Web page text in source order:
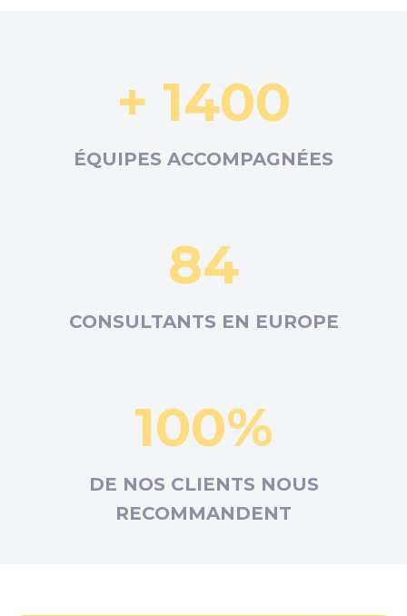
+ 1400
ÉQUIPES ACCOMPAGNÉES
84
CONSULTANTS EN EUROPE
100%
DE NOS CLIENTS NOUS
RECOMMANDENT